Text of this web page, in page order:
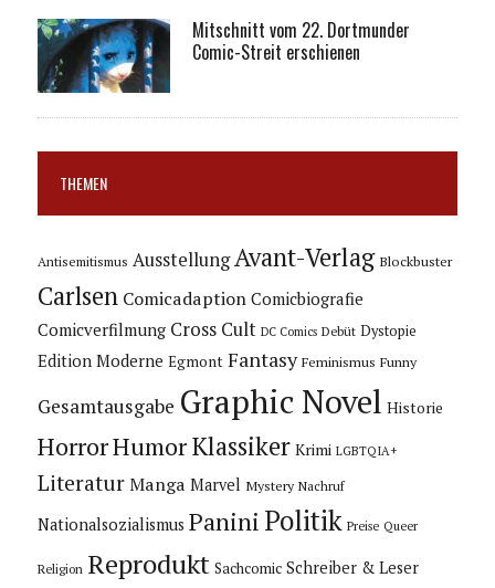
Mitschnitt vom 22. Dortmunder
Comic-Streit erschienen
THEMEN
Antisemitismus Ausstellung Avant-Verlag Blockbuster
Carlsen Comicadaption Comicbiografie
Comicverfilmung Cross Cult DC Comics Debüt Dystopie
Edition Moderne Egmont Fantasy Feminismus Funny
Gesamtausgabe Graphic Novel Historie
HorrorHumorKlassiker Krimi LGBTQIA+
Literatur Manga Marvel Mystery Nachruf
Nationalsozialismus Panini Politik Preise Queer
Religion Reprodukt Sachcomic Schreiber & Leser